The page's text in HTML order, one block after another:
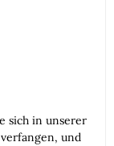
sich in unserer
und